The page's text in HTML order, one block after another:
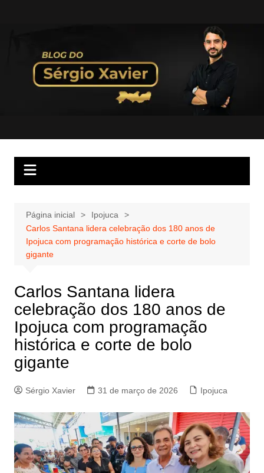
Página inicial
Ipojuca
Carlos Santana lidera celebração dos 180 anos de
Ipojuca com programação histórica e corte de bolo
gigante
Carlos Santana lidera
celebração dos 180 anos de
Ipojuca com programação
histórica e corte de bolo
gigante
Sérgio Xavier 31 de março de 2026 Ipojuca